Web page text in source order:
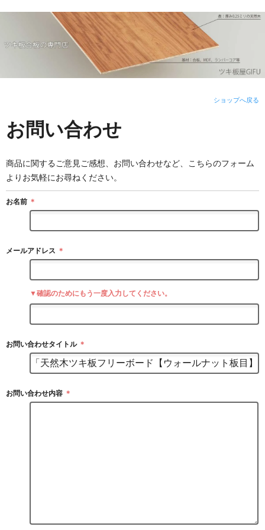
ショップへ戻る
お問い合わせ
商品に関するご意見ご感想、お問い合わせなど、こちらのフォーム
よりお気軽にお尋ねください。
お名前 ＊
メールアドレス ＊
▼確認のためにもう一度入力してください。
お問い合わせタイトル ＊
お問い合わせ内容 ＊